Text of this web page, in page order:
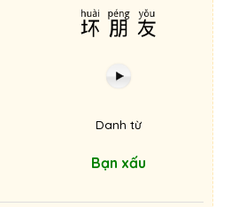
坏朋友
Danh từ
Bạn xấu